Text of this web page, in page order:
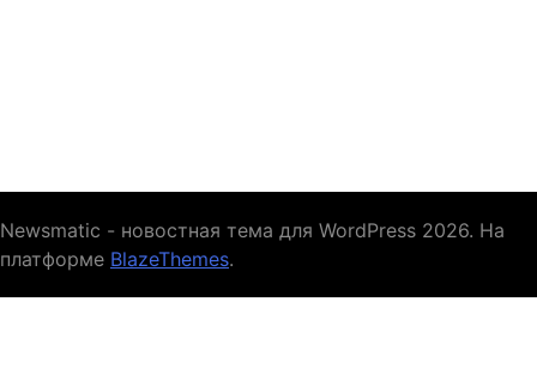
Newsmatic - новостная тема для WordPress 2026. На
платформе BlazeThemes.